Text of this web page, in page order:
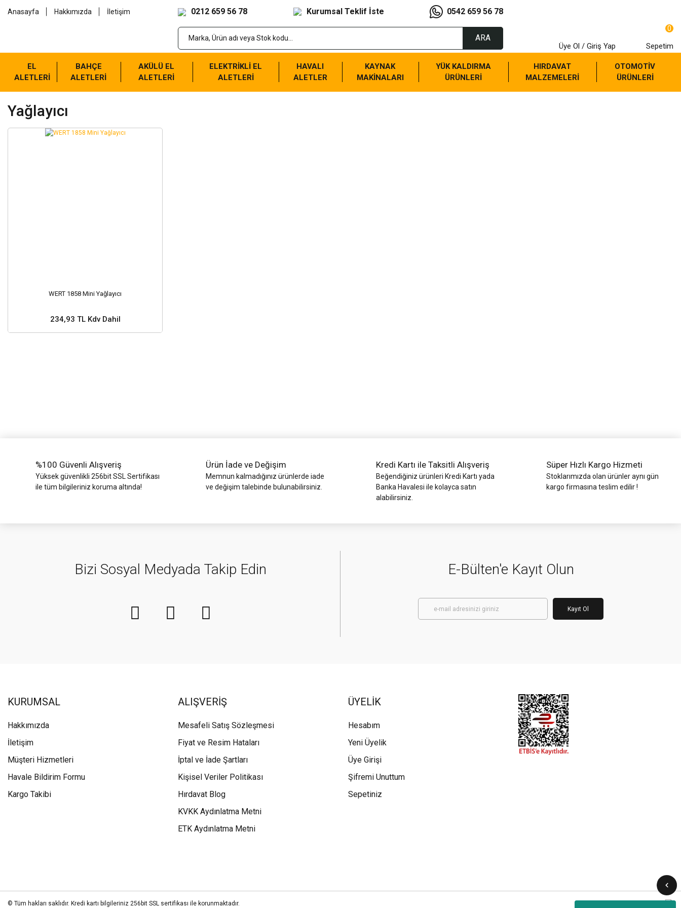
Anasayfa Hakkımızda İletişim 0212 659 56 78 Kurumsal Teklif İste 0542 659 56 78
ARA
Üye Ol / Giriş Yap
0
Sepetim
EL
ALETLERİ
BAHÇE
ALETLERİ
AKÜLÜ EL
ALETLERİ
ELEKTRİKLİ EL
ALETLERİ
HAVALI
ALETLER
KAYNAK
MAKİNALARI
YÜK KALDIRMA
ÜRÜNLERİ
HIRDAVAT
MALZEMELERİ
OTOMOTİV
ÜRÜNLERİ
Yağlayıcı
WERT 1858 Mini Yağlayıcı
234,93 TL Kdv Dahil
%100 Güvenli Alışveriş
Yüksek güvenlikli 256bit SSL Sertifikası
ile tüm bilgileriniz koruma altında!
Ürün İade ve Değişim
Memnun kalmadığınız ürünlerde iade
ve değişim talebinde bulunabilirsiniz.
Kredi Kartı ile Taksitli Alışveriş
Beğendiğiniz ürünleri Kredi Kartı yada
Banka Havalesi ile kolayca satın
alabilirsiniz.
Süper Hızlı Kargo Hizmeti
Stoklarımızda olan ürünler aynı gün
kargo firmasına teslim edilir !
Bizi Sosyal Medyada Takip Edin E-Bülten'e Kayıt Olun
Kayıt Ol
KURUMSAL
Hakkımızda
İletişim
Müşteri Hizmetleri
Havale Bildirim Formu
Kargo Takibi
ALIŞVERİŞ
Mesafeli Satış Sözleşmesi
Fiyat ve Resim Hataları
İptal ve İade Şartları
Kişisel Veriler Politikası
Hırdavat Blog
KVKK Aydınlatma Metni
ETK Aydınlatma Metni
ÜYELİK
Hesabım
Yeni Üyelik
Üye Girişi
Şifremi Unuttum
Sepetiniz
© Tüm hakları saklıdır. Kredi kartı bilgileriniz 256bit SSL sertifikası ile korunmaktadır.